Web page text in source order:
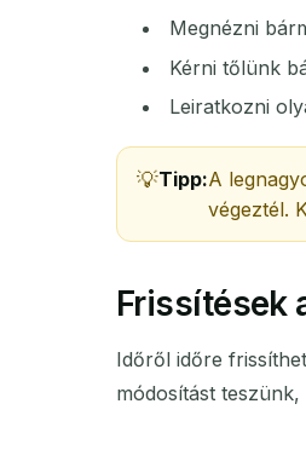
Megnézni
Kérni tőlünk
Leiratkozni
Tipp:A
végeztél.
Frissítések
Időről időre
módosítást